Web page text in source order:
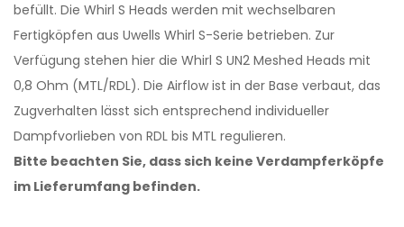
befüllt. Die Whirl S Heads werden mit wechselbaren
Fertigköpfen aus Uwells Whirl S-Serie betrieben. Zur
Verfügung stehen hier die Whirl S UN2 Meshed Heads mit
0,8 Ohm (MTL/RDL). Die Airflow ist in der Base verbaut, das
Zugverhalten lässt sich entsprechend individueller
Dampfvorlieben von RDL bis MTL regulieren.
Bitte beachten Sie, dass sich keine Verdampferköpfe
im Lieferumfang befinden.